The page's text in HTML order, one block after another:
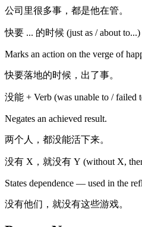
公司里很多事，都是他在管。
快要 ... 的时候 (just as / about to...)
Marks an action on the verge of
快要落地的时候，出了事。
没能 + Verb (was unable to / failed
Negates an achieved result.
两个人，都没能活下来。
没有 X，就没有 Y (without X,
States dependence — used in the
没有他们，就没有这些游戏。